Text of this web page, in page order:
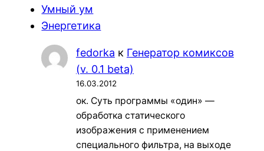
Умный ум
Энергетика
fedorka к Генератор комиксов
(v. 0.1 beta)
16.03.2012
ок. Суть программы «один» —
обработка статического
изображения с применением
специального фильтра, на выходе